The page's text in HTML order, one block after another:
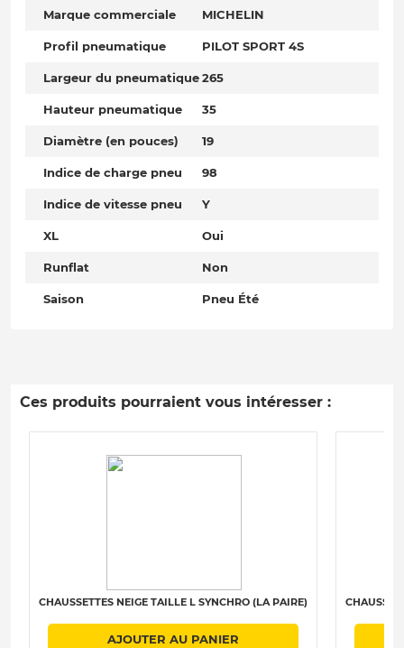
Marque commerciale MICHELIN
Profil pneumatique PILOT SPORT 4S
Largeur du pneumatique265
Hauteur pneumatique 35
Diamètre (en pouces) 19
Indice de charge pneu 98
Indice de vitesse pneu Y
XL Oui
Runflat Non
Saison Pneu Été
Ces produits pourraient vous intéresser :
CHAUSSETTES NEIGE TAILLE L SYNCHRO (LA PAIRE)
AJOUTER AU PANIER